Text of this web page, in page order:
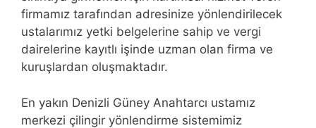
firmamız tarafından adresinize yönlendirilecek
ustalarımız yetki belgelerine sahip ve vergi
dairelerine kayıtlı işinde uzman olan firma ve
kuruşlardan oluşmaktadır.
En yakın Denizli Güney Anahtarcı ustamız
merkezi çilingir yönlendirme sistemimiz